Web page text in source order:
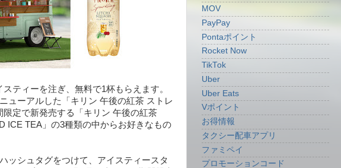
ティーを注ぎ、無料で1杯もらえます。
ューアルした「キリン 午後の紅茶 ストレ
定で新発売する「キリン 午後の紅茶
ICE TEA」の3種類の中からお好きなもの
ッシュタグをつけて、アイスティースタ
MOV
PayPay
Pontaポイント
Rocket Now
TikTok
Uber
Uber Eats
Vポイント
お得情報
タクシー配車アプリ
ファミペイ
プロモーションコード